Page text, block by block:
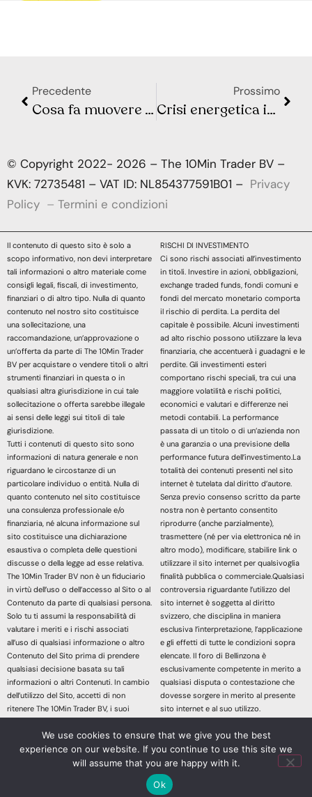
Precedente
Cosa fa muovere Wall Street e la Borsa Europea? Sintesi Macro – Settimana 06
Prossimo
Crisi energetica in Europa: il gas scarseggia e le bollette rischiano di esplodere
© Copyright 2022- 2026 – The 10Min Trader BV –
KVK: 72735481 – VAT ID: NL854377591B01 – Privacy
Policy – Termini e condizioni
Il contenuto di questo sito è solo a
scopo informativo, non devi interpretare
tali informazioni o altro materiale come
consigli legali, fiscali, di investimento,
finanziari o di altro tipo. Nulla di quanto
contenuto nel nostro sito costituisce
una sollecitazione, una
raccomandazione, un’approvazione o
un’offerta da parte di The 10Min Trader
BV per acquistare o vendere titoli o altri
strumenti finanziari in questa o in
qualsiasi altra giurisdizione in cui tale
sollecitazione o offerta sarebbe illegale
ai sensi delle leggi sui titoli di tale
giurisdizione.
Tutti i contenuti di questo sito sono
informazioni di natura generale e non
riguardano le circostanze di un
particolare individuo o entità. Nulla di
quanto contenuto nel sito costituisce
una consulenza professionale e/o
finanziaria, né alcuna informazione sul
sito costituisce una dichiarazione
esaustiva o completa delle questioni
discusse o della legge ad esse relativa.
The 10Min Trader BV non è un fiduciario
in virtù dell’uso o dell’accesso al Sito o al
Contenuto da parte di qualsiasi persona.
Solo tu ti assumi la responsabilità di
valutare i meriti e i rischi associati
all’uso di qualsiasi informazione o altro
Contenuto del Sito prima di prendere
qualsiasi decisione basata su tali
informazioni o altri Contenuti. In cambio
dell’utilizzo del Sito, accetti di non
ritenere The 10Min Trader BV, i suoi
servizi responsabile di eventuali
richieste di risarcimento danni derivanti
da qualsiasi decisione presa sulla base
di informazioni o altri Contenuti messi a
RISCHI DI INVESTIMENTO
Ci sono rischi associati all’investimento
in titoli. Investire in azioni, obbligazioni,
exchange traded funds, fondi comuni e
fondi del mercato monetario comporta
il rischio di perdita. La perdita del
capitale è possibile. Alcuni investimenti
ad alto rischio possono utilizzare la leva
finanziaria, che accentuerà i guadagni e le
perdite. Gli investimenti esteri
comportano rischi speciali, tra cui una
maggiore volatilità e rischi politici,
economici e valutari e differenze nei
metodi contabili. La performance
passata di un titolo o di un’azienda non
è una garanzia o una previsione della
performance futura dell’investimento.La
totalità dei contenuti presenti nel sito
internet è tutelata dal diritto d’autore.
Senza previo consenso scritto da parte
nostra non è pertanto consentito
riprodurre (anche parzialmente),
trasmettere (né per via elettronica né in
altro modo), modificare, stabilire link o
utilizzare il sito internet per qualsivoglia
finalità pubblica o commerciale.Qualsiasi
controversia riguardante l’utilizzo del
sito internet è soggetta al diritto
svizzero, che disciplina in maniera
esclusiva l’interpretazione, l’applicazione
e gli effetti di tutte le condizioni sopra
elencate. Il foro di Bellinzona è
esclusivamente competente in merito a
qualsiasi disputa o contestazione che
dovesse sorgere in merito al presente
sito internet e al suo utilizzo.
dei contenuti di questo sito Web
dichiari di aver letto, compreso e
accettato le sopracitate informazioni
legali.
We use cookies to ensure that we give you the best
experience on our website. If you continue to use this site we
will assume that you are happy with it.
Ok